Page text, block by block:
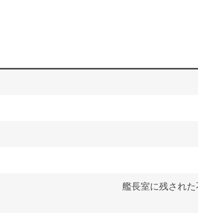
艦長室に残され